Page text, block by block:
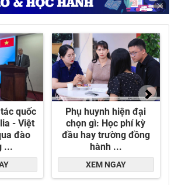
lãnh đạo cùng với đội ngũ kỹ
chuyên môn, tính kỷ luật cao
đầu tư cơ sở vật chất tối ưu cho
sản phẩm đạt chất lượng cao và
thí nghiệm, dây chuyền sản xuất
đại trong lĩnh vực nhựa PVC
dựa trên quy trình chuẩn hóa
quản lý chất lượng ISO